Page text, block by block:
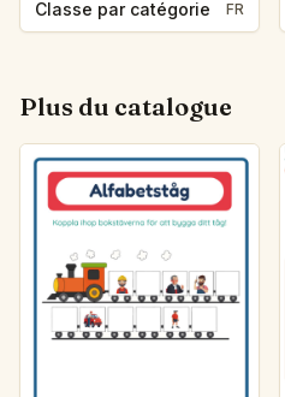
Classe par catégorie FR
Plus du catalogue